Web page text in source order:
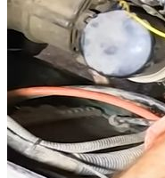
Nissan STANZA
Nissan SUNNY 1
Nissan SUNNY 2